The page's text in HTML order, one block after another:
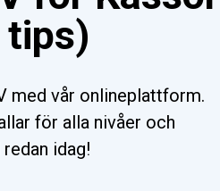
tips)
med vår onlineplattform.
för alla nivåer och
idag!